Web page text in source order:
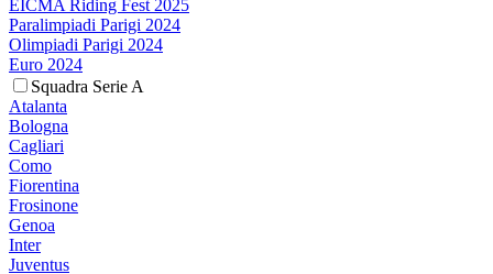
EICMA Riding Fest 2025
Paralimpiadi Parigi 2024
Olimpiadi Parigi 2024
Euro 2024
Squadra Serie A
Atalanta
Bologna
Cagliari
Como
Fiorentina
Frosinone
Genoa
Inter
Juventus